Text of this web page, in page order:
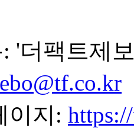
: '더팩트제
이지: